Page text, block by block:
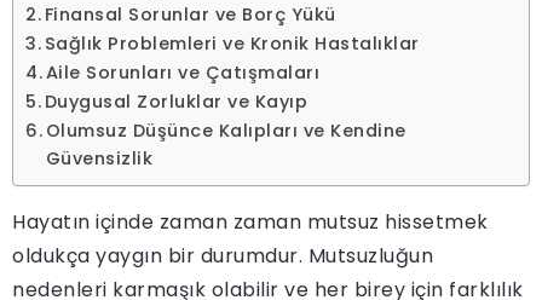
Finansal Sorunlar ve Borç Yükü
Sağlık Problemleri ve Kronik Hastalıklar
Aile Sorunları ve Çatışmaları
Duygusal Zorluklar ve Kayıp
Olumsuz Düşünce Kalıpları ve Kendine
Güvensizlik
Hayatın içinde zaman zaman mutsuz hissetmek
oldukça yaygın bir durumdur. Mutsuzluğun
nedenleri karmaşık olabilir ve her birey için farklılık